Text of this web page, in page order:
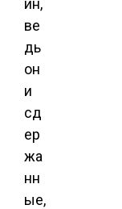
ин,
ве
дь
он
и
сд
ер
жа
нн
ые,